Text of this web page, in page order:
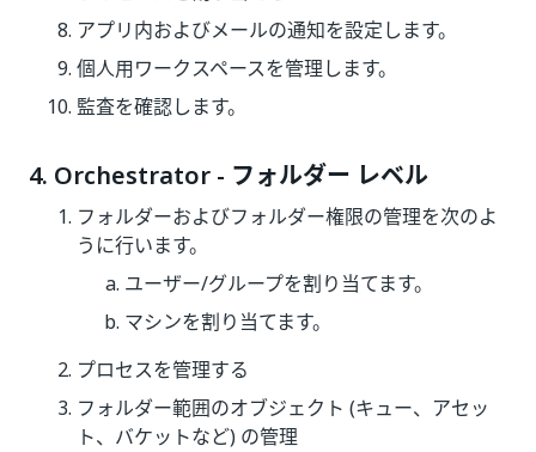
アプリ内およびメールの通知を設定します。
個人用ワークスペースを管理します。
監査を確認します。
4. Orchestrator - フォルダー レベル
フォルダーおよびフォルダー権限の管理を次のよ
うに行います。
ユーザー/グループを割り当てます。
マシンを割り当てます。
プロセスを管理する
フォルダー範囲のオブジェクト (キュー、アセッ
ト、バケットなど) の管理